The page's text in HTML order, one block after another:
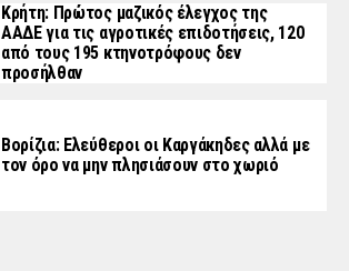
Κρήτη: Πρώτος μαζικός έλεγχος της
ΑΑΔΕ για τις αγροτικές επιδοτήσεις, 120
από τους 195 κτηνοτρόφους δεν
προσήλθαν
Βορίζια: Ελεύθεροι οι Καργάκηδες αλλά με
τον όρο να μην πλησιάσουν στο χωριό